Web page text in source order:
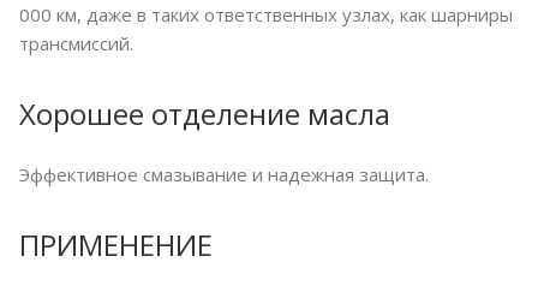
000 км, даже в таких ответственных узлах, как шарниры
трансмиссий.
Хорошее отделение масла
Эффективное смазывание и надежная защита.
ПРИМЕНЕНИЕ